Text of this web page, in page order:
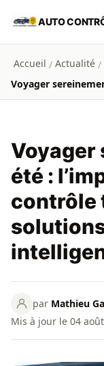
Aller au contenu
AUTO
Accueil / Actualité /
Voyager
été :
contrôle
par Mathieu
Mis à jour le 04